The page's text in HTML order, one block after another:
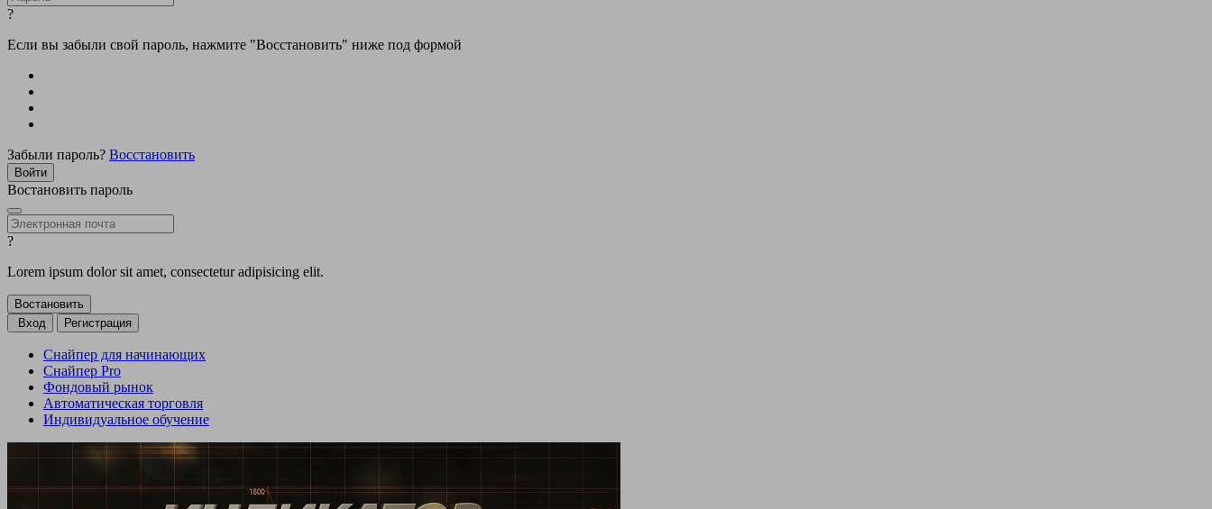
?
Если вы забыли свой пароль, нажмите "Восстановить" ниже под формой
Забыли пароль? Восстановить
Востановить пароль
?
Lorem ipsum dolor sit amet, consectetur adipisicing elit.
Вход Регистрация
Снайпер для начинающих
Снайпер Pro
Фондовый рынок
Автоматическая торговля
Индивидуальное обучение